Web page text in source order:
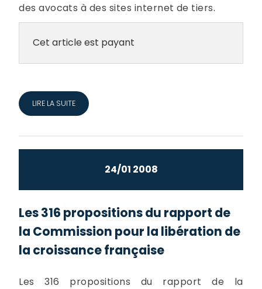
des avocats à des sites internet de tiers.
Cet article est payant
LIRE LA SUITE
24/01 2008
Les 316 propositions du rapport de
la Commission pour la libération de
la croissance française
Les 316 propositions du rapport de la